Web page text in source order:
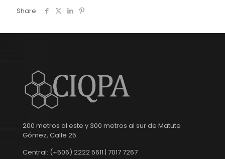
Share
200 metros al este y 300 metros al sur de Matute
Gómez, Calle 25.
Central: (+506) 2222 5611 | 7017 7267